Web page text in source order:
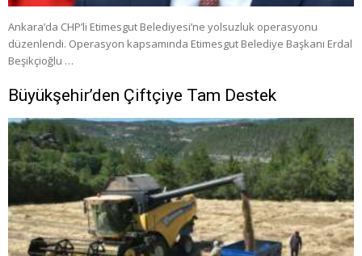
Ankara’da CHP’li Etimesgut Belediyesi’ne yolsuzluk operasyonu
düzenlendi. Operasyon kapsamında Etimesgut Belediye Başkanı Erdal
Beşikçioğlu …
Büyükşehir’den Çiftçiye Tam Destek